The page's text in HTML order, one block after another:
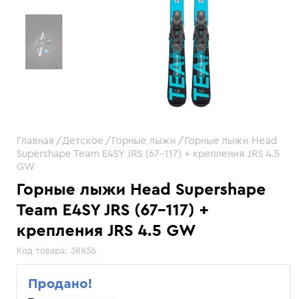
Горные лыжи Head Supershape
Team E4SY JRS (67-117) +
крепления JRS 4.5 GW
Код товара: 38856
Главная Детское Горные лыжи
Горные лыжи Head
Supershape Team E4SY JRS (67-117) + крепления JRS 4.5
GW
Продано!